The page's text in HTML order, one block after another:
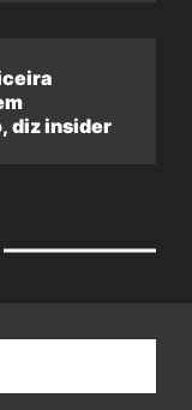
diz insider